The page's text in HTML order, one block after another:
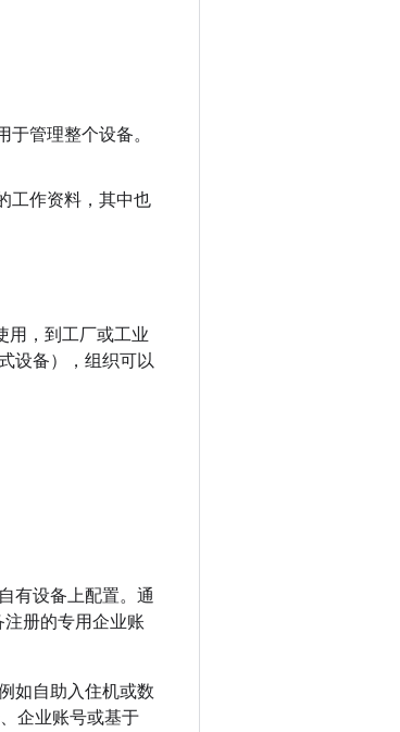
于管理整个设备。
工作资料，其中也
用，到工厂或工业
式设备），组织可以
有设备上配置。通
册的专用企业账
例如自助入住机或数
企业账号或基于